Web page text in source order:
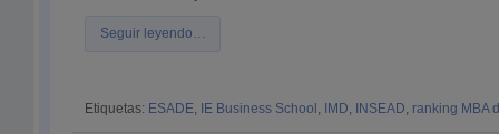
Seguir leyendo…
Etiquetas: ESADE, IE Business School , IMD, INSEAD, ranking MBA